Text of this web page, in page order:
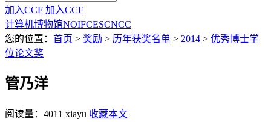
加入CCF 加入CCF
计算机博物馆NOIFCESCNCC
您的位置： 首页 > 奖励 > 历年获奖名单 > 2014 > 优秀博士学
位论文奖
管乃洋
阅读量： 4011 xiayu 收藏本文